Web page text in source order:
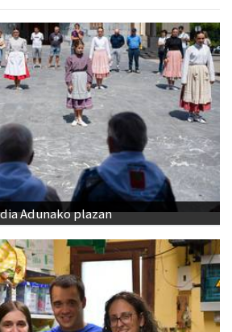
Adunako plazan